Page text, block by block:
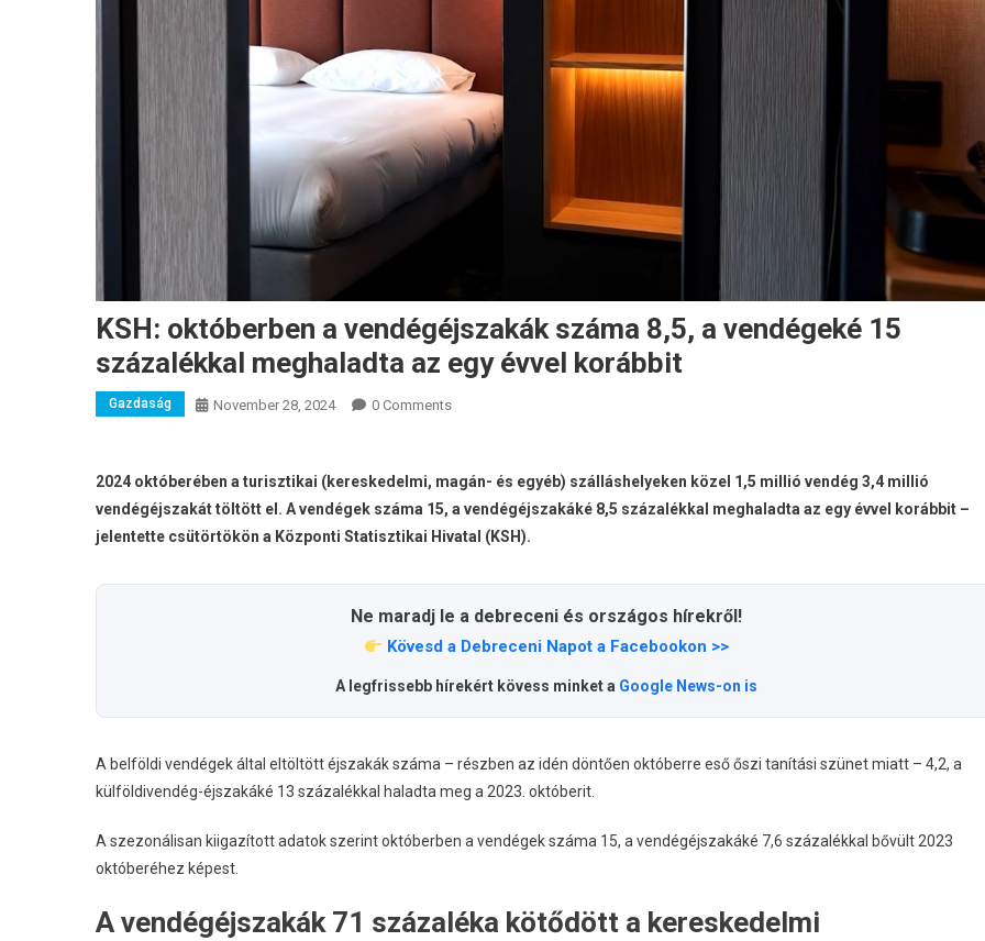
KSH: októberben a vendégéjszakák száma 8,5, a vendégeké 15
százalékkal meghaladta az egy évvel korábbit
Gazdaság November 28, 2024 0 Comments
2024 októberében a turisztikai (kereskedelmi, magán- és egyéb) szálláshelyeken közel 1,5 millió vendég 3,4 millió
vendégéjszakát töltött el. A vendégek száma 15, a vendégéjszakáké 8,5 százalékkal meghaladta az egy évvel korábbit –
jelentette csütörtökön a Központi Statisztikai Hivatal (KSH).
Ne maradj le a debreceni és országos hírekről!
Kövesd a Debreceni Napot a Facebookon >>
A legfrissebb hírekért kövess minket a Google News-on is
A belföldi vendégek által eltöltött éjszakák száma – részben az idén döntően októberre eső őszi tanítási szünet miatt – 4,2, a
külföldivendég-éjszakáké 13 százalékkal haladta meg a 2023. októberit.
A szezonálisan kiigazított adatok szerint októberben a vendégek száma 15, a vendégéjszakáké 7,6 százalékkal bővült 2023
októberéhez képest.
A vendégéjszakák 71 százaléka kötődött a kereskedelmi